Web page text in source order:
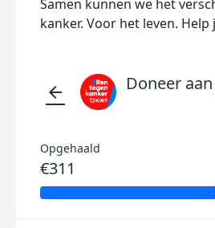
Samen kunnen we het
kanker. Voor het leven. Help
arrow_back Doneer aan
Opgehaald
€311